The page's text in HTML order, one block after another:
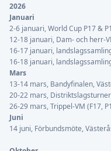
2026
Januari
2-6 januari, World Cup P17 &
12-18 januari, Dam- och herr-
16-17 januari,
16-18 januari,
Mars
13-14 mars, Bandyfinalen,
20-22 mars,
26-29 mars, Trippel-VM (F17,
Juni
14 juni, Förbundsmöte,